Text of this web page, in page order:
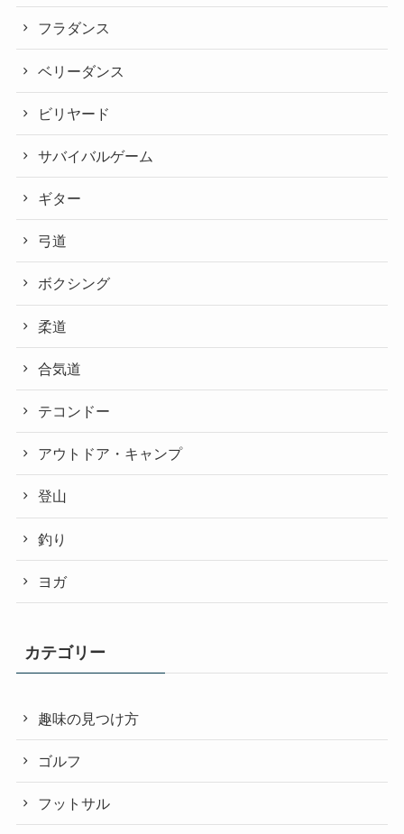
フラダンス
ベリーダンス
ビリヤード
サバイバルゲーム
ギター
弓道
ボクシング
柔道
合気道
テコンドー
アウトドア・キャンプ
登山
釣り
ヨガ
カテゴリー
趣味の見つけ方
ゴルフ
フットサル